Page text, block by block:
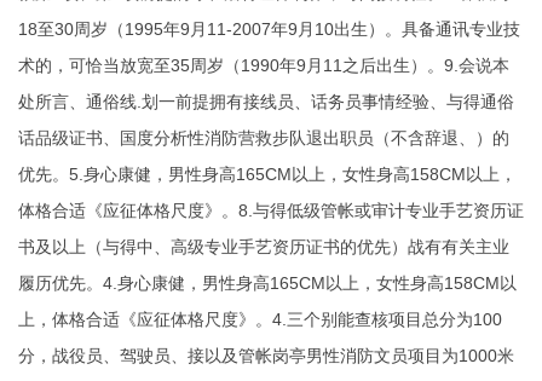
18至30周岁（1995年9月11-2007年9月10出生）。具备通讯专业技
术的，可恰当放宽至35周岁（1990年9月11之后出生）。9.会说本
处所言、通俗线.划一前提拥有接线员、话务员事情经验、与得通俗
话品级证书、国度分析性消防营救步队退出职员（不含辞退、）的
优先。5.身心康健，男性身高165CM以上，女性身高158CM以上，
体格合适《应征体格尺度》。8.与得低级管帐或审计专业手艺资历证
书及以上（与得中、高级专业手艺资历证书的优先）战有有关主业
履历优先。4.身心康健，男性身高165CM以上，女性身高158CM以
上，体格合适《应征体格尺度》。4.三个别能查核项目总分为100
分，战役员、驾驶员、接以及管帐岗亭男性消防文员项目为1000米